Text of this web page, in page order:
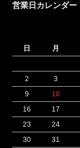
営業日カレンダー
日 月
2
3
9
10
16
17
23
24
30
31